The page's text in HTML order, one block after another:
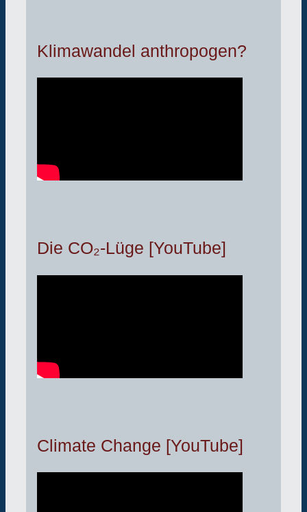
Klimawandel anthropogen?
Die CO₂-Lüge [YouTube]
Climate Change [YouTube]